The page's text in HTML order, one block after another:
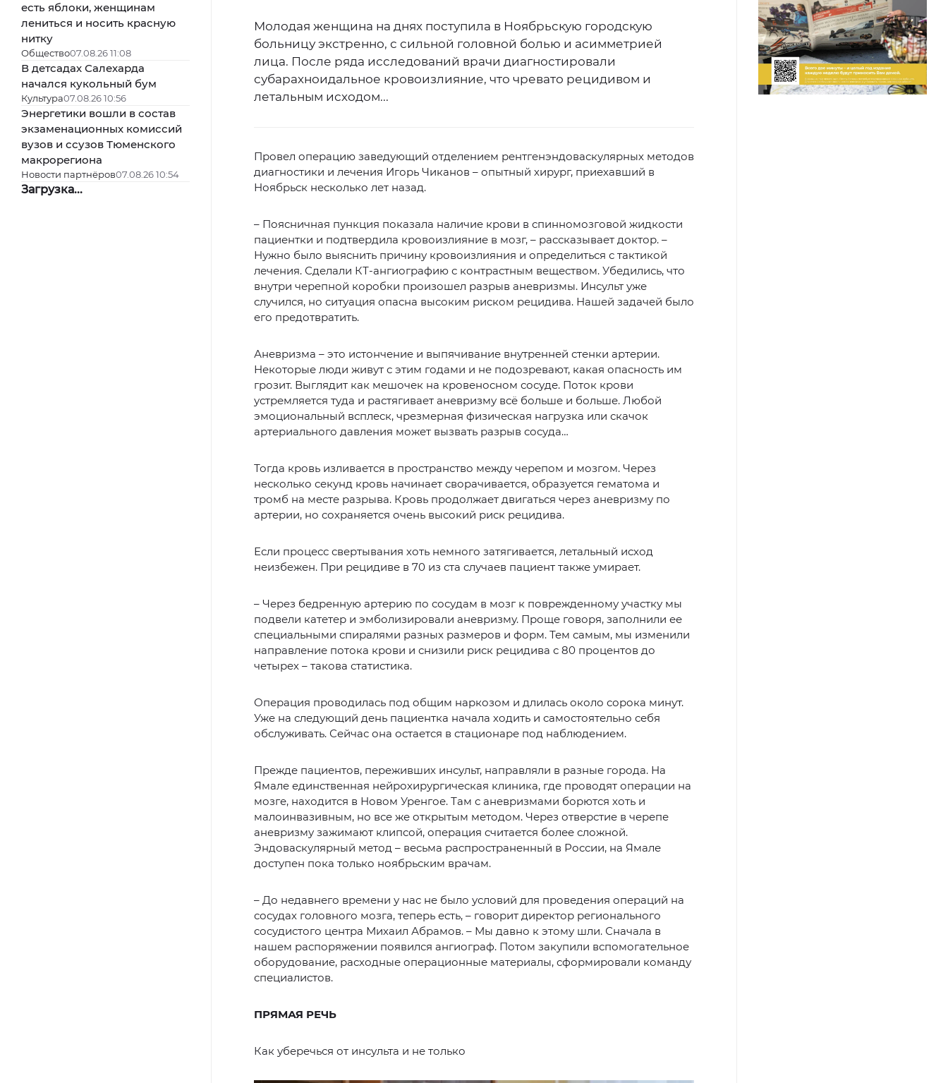
есть яблоки, женщинам
лениться и носить красную
нитку
Общество07.08.26 11:08
В детсадах Салехарда
начался кукольный бум
Культура07.08.26 10:56
Энергетики вошли в состав
экзаменационных комиссий
вузов и ссузов Тюменского
макрорегиона
Новости партнёров07.08.26 10:54
Загрузка...
Молодая женщина на днях поступила в Ноябрьскую городскую
больницу экстренно, с сильной головной болью и асимметрией
лица. После ряда исследований врачи диагностировали
субарахноидальное кровоизлияние, что чревато рецидивом и
летальным исходом...
Провел операцию заведующий отделением рентгенэндоваскулярных методов
диагностики и лечения Игорь Чиканов – опытный хирург, приехавший в
Ноябрьск несколько лет назад.
– Поясничная пункция показала наличие крови в спинномозговой жидкости
пациентки и подтвердила кровоизлияние в мозг, – рассказывает доктор. –
Нужно было выяснить причину кровоизлияния и определиться с тактикой
лечения. Сделали КТ-ангиографию с контрастным веществом. Убедились, что
внутри черепной коробки произошел разрыв аневризмы. Инсульт уже
случился, но ситуация опасна высоким риском рецидива. Нашей задачей было
его предотвратить.
Аневризма – это истончение и выпячивание внутренней стенки артерии.
Некоторые люди живут с этим годами и не подозревают, какая опасность им
грозит. Выглядит как мешочек на кровеносном сосуде. Поток крови
устремляется туда и растягивает аневризму всё больше и больше. Любой
эмоциональный всплеск, чрезмерная физическая нагрузка или скачок
артериального давления может вызвать разрыв сосуда…
Тогда кровь изливается в пространство между черепом и мозгом. Через
несколько секунд кровь начинает сворачивается, образуется гематома и
тромб на месте разрыва. Кровь продолжает двигаться через аневризму по
артерии, но сохраняется очень высокий риск рецидива.
Если процесс свертывания хоть немного затягивается, летальный исход
неизбежен. При рецидиве в 70 из ста случаев пациент также умирает.
– Через бедренную артерию по сосудам в мозг к поврежденному участку мы
подвели катетер и эмболизировали аневризму. Проще говоря, заполнили ее
специальными спиралями разных размеров и форм. Тем самым, мы изменили
направление потока крови и снизили риск рецидива с 80 процентов до
четырех – такова статистика.
Операция проводилась под общим наркозом и длилась около сорока минут.
Уже на следующий день пациентка начала ходить и самостоятельно себя
обслуживать. Сейчас она остается в стационаре под наблюдением.
Прежде пациентов, переживших инсульт, направляли в разные города. На
Ямале единственная нейрохирургическая клиника, где проводят операции на
мозге, находится в Новом Уренгое. Там с аневризмами борются хоть и
малоинвазивным, но все же открытым методом. Через отверстие в черепе
аневризму зажимают клипсой, операция считается более сложной.
Эндоваскулярный метод – весьма распространенный в России, на Ямале
доступен пока только ноябрьским врачам.
– До недавнего времени у нас не было условий для проведения операций на
сосудах головного мозга, теперь есть, – говорит директор регионального
сосудистого центра Михаил Абрамов. – Мы давно к этому шли. Сначала в
нашем распоряжении появился ангиограф. Потом закупили вспомогательное
оборудование, расходные операционные материалы, сформировали команду
специалистов.
ПРЯМАЯ РЕЧЬ
Как уберечься от инсульта и не только